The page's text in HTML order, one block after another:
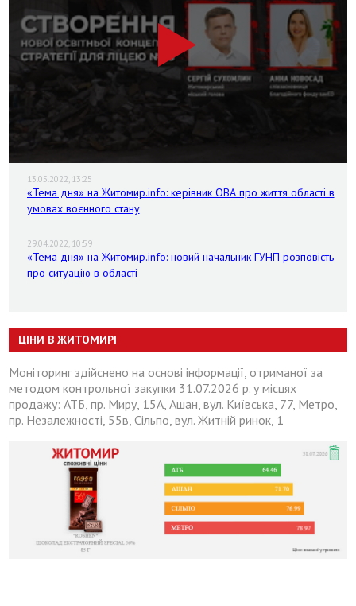
13.05.2022, 13:25
«Тема дня» на Житомир.info: керівник ОВА про життя області в
умовах воєнного стану
29.04.2022, 10:59
«Тема дня» на Житомир.info: новий начальник ГУНП розповість
про ситуацію в області
ЦІНИ В ЖИТОМИРІ
Моніторинг здійснено на основі інформації, отриманої за
методом контрольної закупки 31.07.2026 р. у місцях
продажу: АТБ, пр. Миру, 15А, Ашан, вул. Київська, 77, Метро,
пр. Незалежності, 55в, Сільпо, вул. Житній ринок, 1